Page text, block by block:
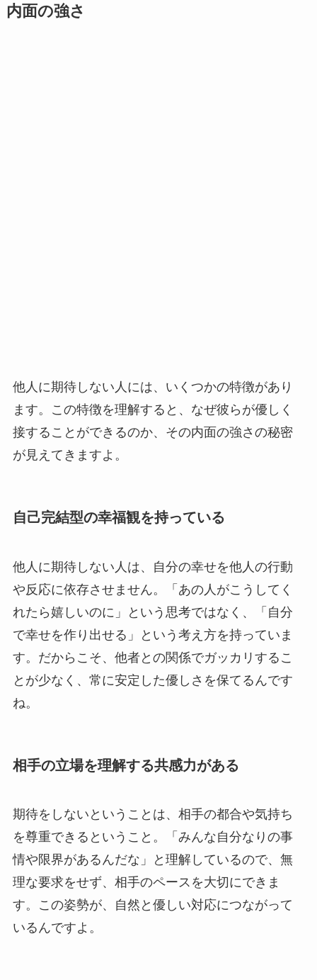
内面の強さ
他人に期待しない人には、いくつかの特徴があり
ます。この特徴を理解すると、なぜ彼らが優しく
接することができるのか、その内面の強さの秘密
が見えてきますよ。
自己完結型の幸福観を持っている
他人に期待しない人は、自分の幸せを他人の行動
や反応に依存させません。「あの人がこうしてく
れたら嬉しいのに」という思考ではなく、「自分
で幸せを作り出せる」という考え方を持っていま
す。だからこそ、他者との関係でガッカリするこ
とが少なく、常に安定した優しさを保てるんです
ね。
相手の立場を理解する共感力がある
期待をしないということは、相手の都合や気持ち
を尊重できるということ。「みんな自分なりの事
情や限界があるんだな」と理解しているので、無
理な要求をせず、相手のペースを大切にできま
す。この姿勢が、自然と優しい対応につながって
いるんですよ。